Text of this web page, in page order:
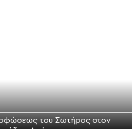
του Σωτήρος στον